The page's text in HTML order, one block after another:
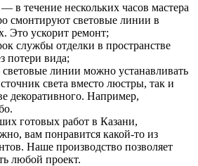
в течение нескольких часов мастера
смонтируют световые линии в
Это ускорит ремонт;
службы отделки в пространстве
потери вида;
линии можно устанавливать
света вместо люстры, так и
декоративного. Например,
готовых работ в Казани,
вам понравится какой-то из
Наше производство позволяет
любой проект.